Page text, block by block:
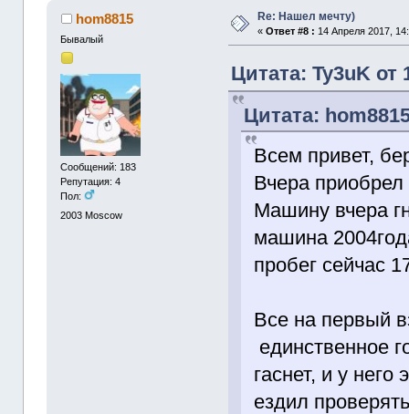
hom8815
Бывалый
Сообщений: 183
Репутация: 4
Пол:
2003 Moscow
Re: Нашел мечту)
«Ответ #8 : 14 Апреля 2017,
Цитата: Ty3uK от
Цитата:
Всем привет,
Вчера приобрел
Машину вчера
машина
пробег сейчас
Все на первый
единственное
гаснет, и у
ездил